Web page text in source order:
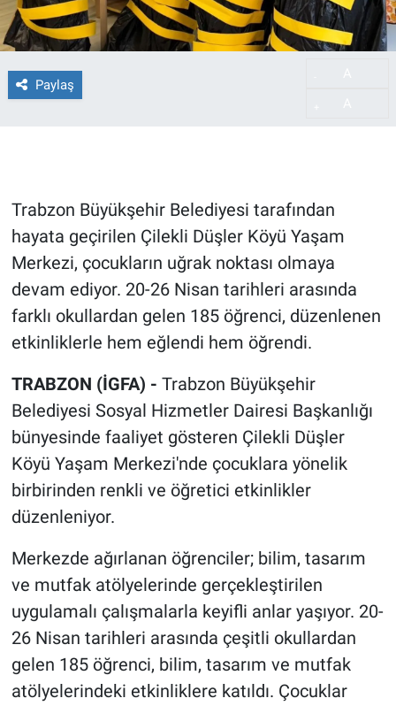
Paylaş
Trabzon Büyükşehir Belediyesi tarafından
hayata geçirilen Çilekli Düşler Köyü Yaşam
Merkezi, çocukların uğrak noktası olmaya
devam ediyor. 20-26 Nisan tarihleri arasında
farklı okullardan gelen 185 öğrenci, düzenlenen
etkinliklerle hem eğlendi hem öğrendi.
TRABZON (İGFA) - Trabzon Büyükşehir
Belediyesi Sosyal Hizmetler Dairesi Başkanlığı
bünyesinde faaliyet gösteren Çilekli Düşler
Köyü Yaşam Merkezi'nde çocuklara yönelik
birbirinden renkli ve öğretici etkinlikler
düzenleniyor.
Merkezde ağırlanan öğrenciler; bilim, tasarım
ve mutfak atölyelerinde gerçekleştirilen
uygulamalı çalışmalarla keyifli anlar yaşıyor. 20-
26 Nisan tarihleri arasında çeşitli okullardan
gelen 185 öğrenci, bilim, tasarım ve mutfak
atölyelerindeki etkinliklere katıldı. Çocuklar